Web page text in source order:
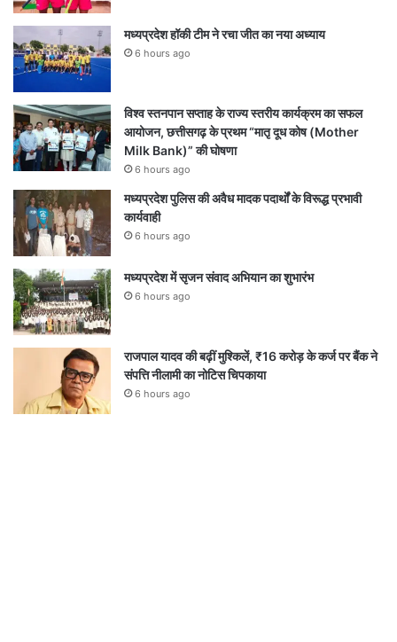
मध्यप्रदेश हॉकी टीम ने रचा जीत का नया अध्याय
6 hours ago
विश्व स्तनपान सप्ताह के राज्य स्तरीय कार्यक्रम का सफल
आयोजन, छत्तीसगढ़ के प्रथम “मातृ दूध कोष (Mother
Milk Bank)” की घोषणा
6 hours ago
मध्यप्रदेश पुलिस की अवैध मादक पदार्थों के विरूद्ध प्रभावी
कार्यवाही
6 hours ago
मध्यप्रदेश में सृजन संवाद अभियान का शुभारंभ
6 hours ago
राजपाल यादव की बढ़ीं मुश्किलें, ₹16 करोड़ के कर्ज पर बैंक ने
संपत्ति नीलामी का नोटिस चिपकाया
6 hours ago